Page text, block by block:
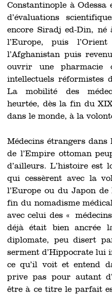
Constantinople à
d’évaluations
encore Siradj ed-Din,
l’Europe, puis
l’Afghanistan puis
ouvrir une pharmacie
intellectuels réformistes
La mobilité des
heurtée, dès la fin du
dans le monde, à la
Médecins étrangers dans
de l’Empire ottoman
d’ailleurs. L’histoire est
qui cessèrent avec la
l’Europe ou du Japon de
fin du nomadisme
avec celui des «
déjà était bien ancrée
diplomate, peu disert
serment d’Hippocrate lui
ce qu’il voit et entend
prive pas pour autant
être à ce titre le parfait